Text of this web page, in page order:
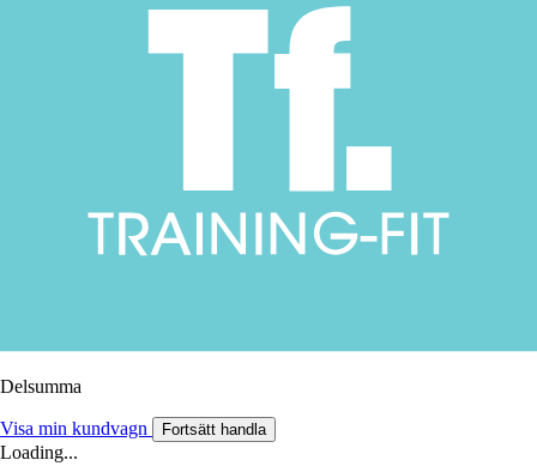
Delsumma
Visa min kundvagn Fortsätt handla
Loading...